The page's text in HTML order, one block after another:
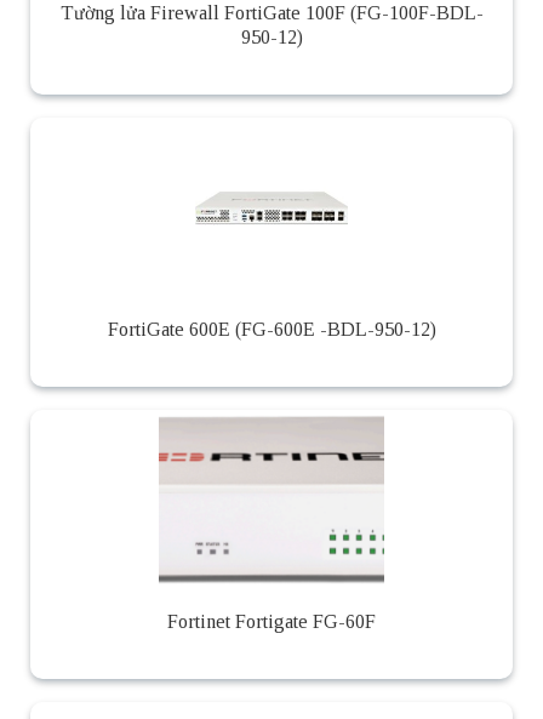
Tường lửa Firewall FortiGate 100F (FG-100F-BDL-
950-12)
FortiGate 600E (FG-600E -BDL-950-12)
Fortinet Fortigate FG-60F